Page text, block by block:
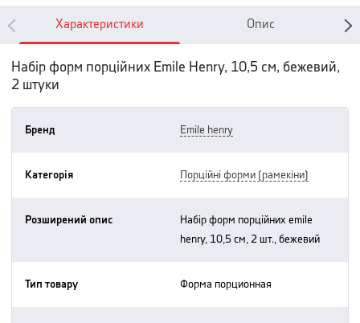
Характеристики Опис
Набір форм порційних Emile Henry, 10,5 см, бежевий,
2 штуки
Бренд emile henry
Категорія порційні форми (рамекіни)
Розширений опис
набір форм порційних emile
henry, 10,5 см, 2 шт., бежевий
Тип товару форма порционная